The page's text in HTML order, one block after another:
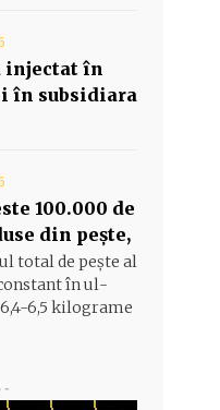
injectat în
în subsidiara
100.000 de
din peşte,
total de peşte al
în ul­
6,5 ki­lograme
-